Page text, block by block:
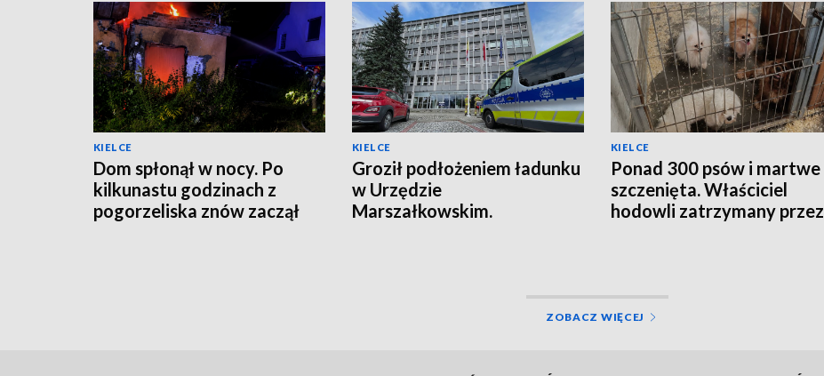
KIELCE
Dom spłonął w nocy. Po
kilkunastu godzinach z
pogorzeliska znów zaczął
KIELCE
Groził podłożeniem ładunku
w Urzędzie
Marszałkowskim.
KIELCE
Ponad 300 psów i martwe
szczenięta. Właściciel
hodowli zatrzymany przez
ZOBACZ WIĘCEJ